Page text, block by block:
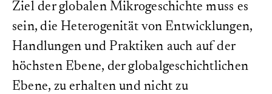
Ziel der globalen Mikrogeschichte muss es
sein, die Heterogenität von Entwicklungen,
Handlungen und Praktiken auch auf der
höchsten Ebene, der globalgeschichtlichen
Ebene, zu erhalten und nicht zu